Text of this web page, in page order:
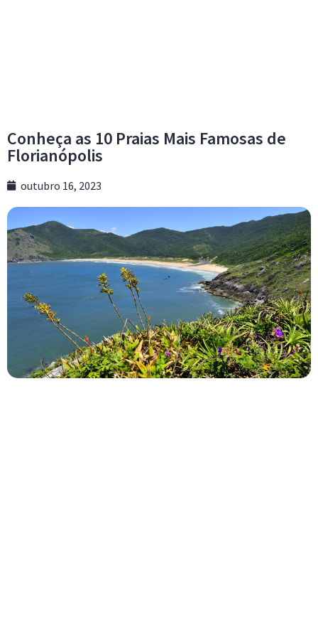
Conheça as 10 Praias Mais Famosas de
Florianópolis
outubro 16, 2023